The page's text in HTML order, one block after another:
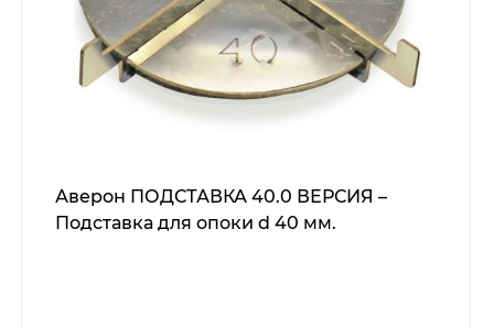
Аверон ПОДСТАВКА 40.0 ВЕРСИЯ –
Подставка для опоки d 40 мм.